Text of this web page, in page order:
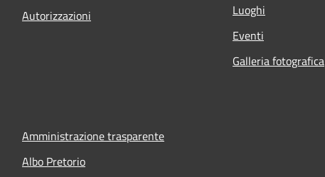
Autorizzazioni
Luoghi
Eventi
Galleria fotografica
Amministrazione trasparente
Albo Pretorio